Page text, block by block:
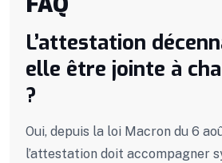
L’attestation
elle être jointe à
?
Oui, depuis la loi Macron du 6
l’attestation doit accompagner